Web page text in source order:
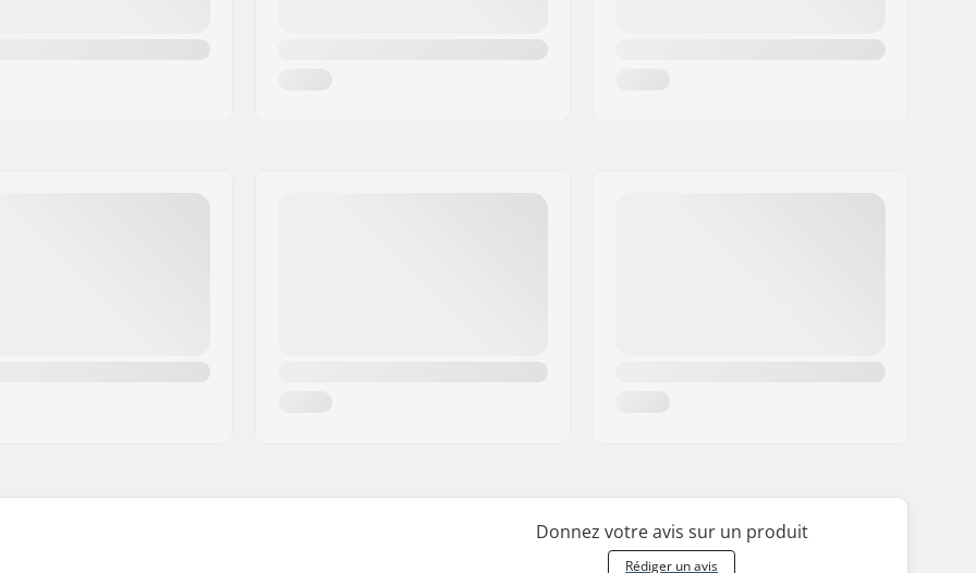
Donnez votre avis sur un produit
Rédiger un avis